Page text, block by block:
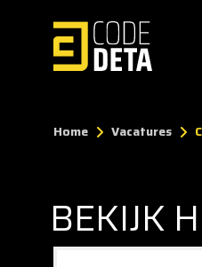
Home Vacatures
BEKIJK